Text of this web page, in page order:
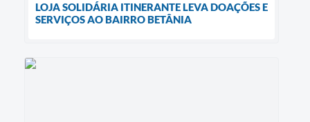
LOJA SOLIDÁRIA ITINERANTE LEVA DOAÇÕES E
SERVIÇOS AO BAIRRO BETÂNIA